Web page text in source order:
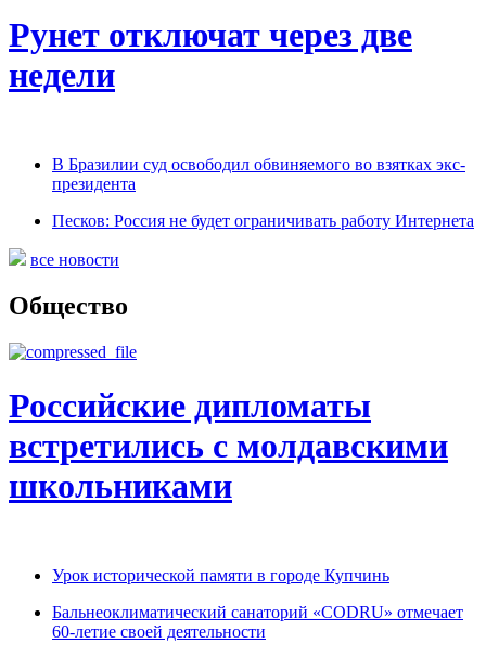
Рунет отключат через две
недели
В Бразилии суд освободил обвиняемого во взятках экс-
президента
Песков: Россия не будет ограничивать работу Интернета
все новости
Общество
Российские дипломаты
встретились с молдавскими
школьниками
Урок исторической памяти в городе Купчинь
Бальнеоклиматический санаторий «CODRU» отмечает
60-летие своей деятельности